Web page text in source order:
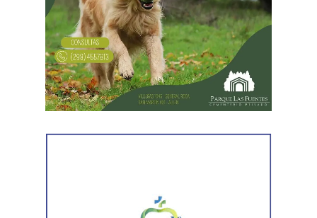
Desde Vialidad Nacional informaron que,durante las
próximas semanas, el operativo de bacheo será
reforzado con dos nuevas cuadrillas de trabajo y dos
camiones bacheadores, lo que permitirá incrementar
el ritmo de ejecución y optimizar las tareas de
mantenimiento en distintos puntos del Alto Valle.
Por otra parte, el organismo avanza con el relevamiento
sectores más deteriorados y mejorar las condiciones de